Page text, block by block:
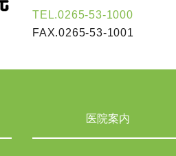
TEL.0265-53-1000
FAX.0265-53-1001
医院案内